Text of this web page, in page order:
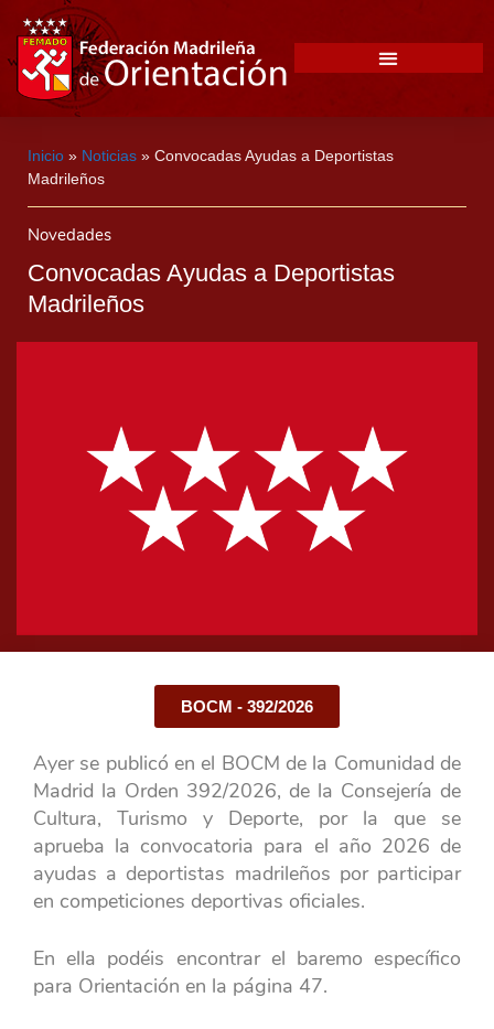
Inicio » Noticias » Convocadas Ayudas a Deportistas
Madrileños
Novedades
Convocadas Ayudas a Deportistas
Madrileños
BOCM - 392/2026
Ayer se publicó en el BOCM de la Comunidad de
Madrid la Orden 392/2026, de la Consejería de
Cultura, Turismo y Deporte, por la que se
aprueba la convocatoria para el año 2026 de
ayudas a deportistas madrileños por participar
en competiciones deportivas oficiales.
En ella podéis encontrar el baremo específico
para Orientación en la página 47.